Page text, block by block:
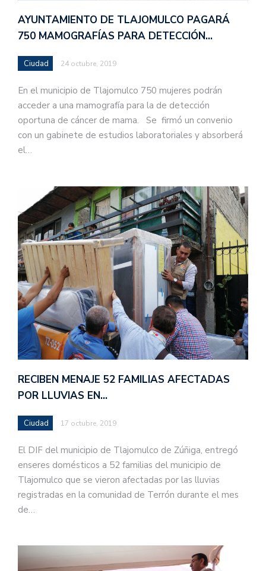
AYUNTAMIENTO DE TLAJOMULCO PAGARÁ
750 MAMOGRAFÍAS PARA DETECCIÓN…
Ciudad 24 octubre, 2019
En el municipio de Tlajomulco 750 mujeres podrán
acceder a una mamografía para la de detección
oportuna de cáncer de mama. Se firmó un convenio
con un gabinete de estudios laboratoriales y absorberá
el…
RECIBEN MENAJE 52 FAMILIAS AFECTADAS
POR LLUVIAS EN…
Ciudad 17 octubre, 2019
El DIF del municipio de Tlajomulco de Zúñiga, entregó
enseres domésticos a 52 familias del municipio de
Tlajomulco que se vieron afectadas por las lluvias
registradas en la comunidad de Terrón durante el mes
de…